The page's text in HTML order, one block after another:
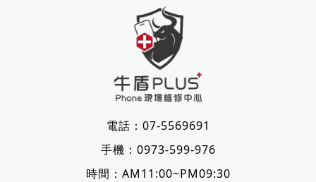
電話： 07-5569691
手機： 0973-599-976
時間：AM11:00~PM09:30